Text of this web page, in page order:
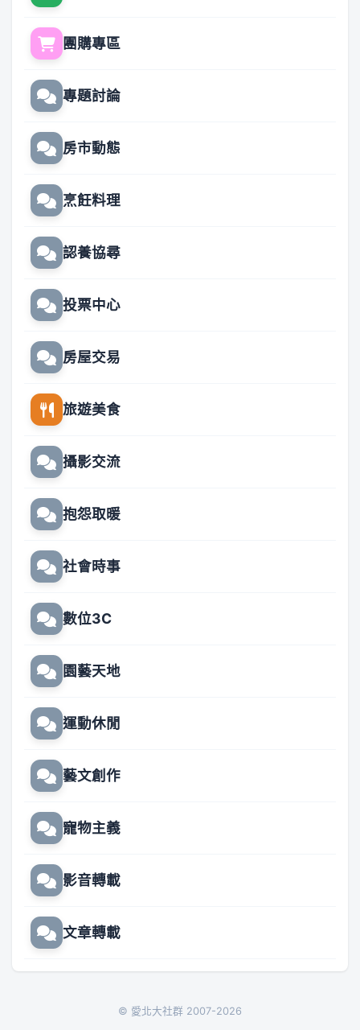
團購專區
專題討論
房市動態
烹飪料理
認養協尋
投票中心
房屋交易
旅遊美食
攝影交流
抱怨取暖
社會時事
數位3C
園藝天地
運動休閒
藝文創作
寵物主義
影音轉載
文章轉載
© 愛北大社群 2007-2026